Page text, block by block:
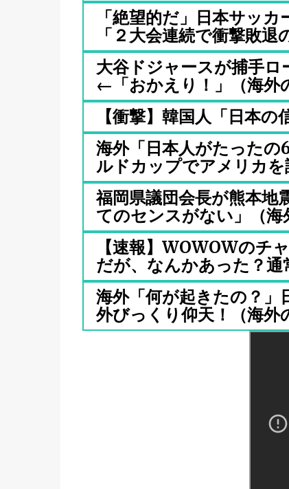
「絶望的だ」日本サッ
「２大会連続で衝撃敗退
大谷ドジャースが捕手
←「おかえり！」（海外
【衝撃】韓国人「日本
海外「日本人がたった
ルドカップでアメリカを
福岡県議団会長が熊本地
てのセンスがない」（海
【速報】WOWOWのチ
だが、なんかあった？通
海外「何が起きたの？」
外びっくり仰天！（海外